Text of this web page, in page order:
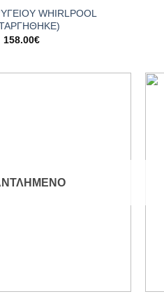
WHIRLPOOL
158.00€